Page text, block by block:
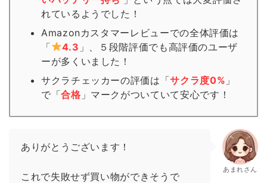
れているようでした！
Amazonカスタマーレビューでの全体評価は
「
4.3 」、５段階評価でも高評価のユーザ
ーが多くいました！
サクラチェッカーの評価は「サクラ度0% 」
で「合格 」 マーク がついていて安心です！
ありがとうございます！
これで失敗せず買い物ができそうで
あまれさん